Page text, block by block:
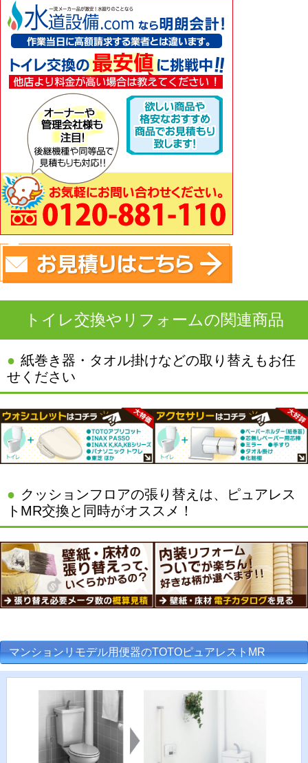
トイレ交換やリフォームの関連商品
紙巻き器・タオル掛けなどの取り替えもお任
せください
クッションフロアの張り替えは、ピュアレス
トMR交換と同時がオススメ！
マンションリモデル用便器のTOTOピュアレストMR